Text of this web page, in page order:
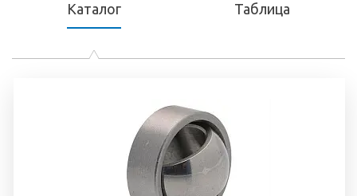
Каталог Таблица